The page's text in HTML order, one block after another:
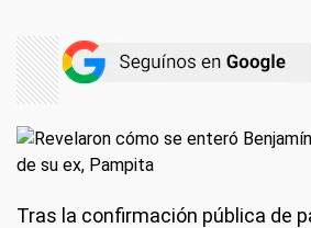
Tras la confirmación pública de